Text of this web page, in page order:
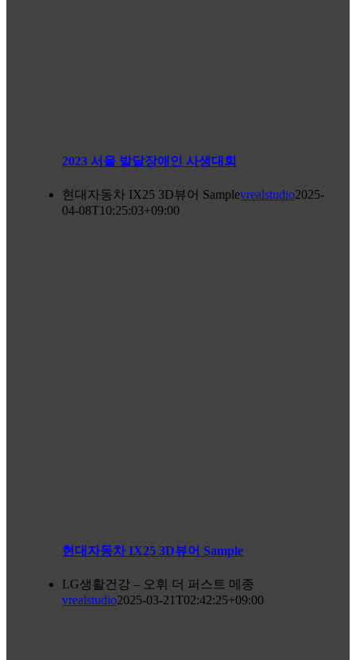
2023 서울 발달장애인 사생대회
현대자동차 IX25 3D뷰어 Samplevrealstudio2025-
04-08T10:25:03+09:00
현대자동차 IX25 3D뷰어 Sample
LG생활건강 – 오휘 더 퍼스트 메종
vrealstudio2025-03-21T02:42:25+09:00